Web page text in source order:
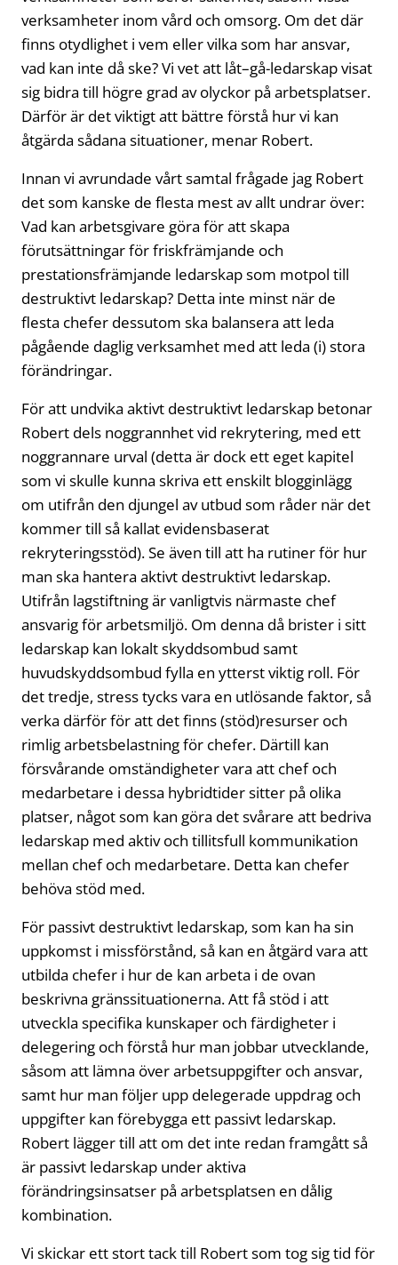
verksamheter inom vård och omsorg. Om det där
finns otydlighet i vem eller vilka som har ansvar,
vad kan inte då ske? Vi vet att låt–gå-ledarskap visat
sig bidra till högre grad av olyckor på arbetsplatser.
Därför är det viktigt att bättre förstå hur vi kan
åtgärda sådana situationer, menar Robert.
Innan vi avrundade vårt samtal frågade jag Robert
det som kanske de flesta mest av allt undrar över:
Vad kan arbetsgivare göra för att skapa
förutsättningar för friskfrämjande och
prestationsfrämjande ledarskap som motpol till
destruktivt ledarskap? Detta inte minst när de
flesta chefer dessutom ska balansera att leda
pågående daglig verksamhet med att leda (i) stora
förändringar.
För att undvika aktivt destruktivt ledarskap betonar
Robert dels noggrannhet vid rekrytering, med ett
noggrannare urval (detta är dock ett eget kapitel
som vi skulle kunna skriva ett enskilt blogginlägg
om utifrån den djungel av utbud som råder när det
kommer till så kallat evidensbaserat
rekryteringsstöd). Se även till att ha rutiner för hur
man ska hantera aktivt destruktivt ledarskap.
Utifrån lagstiftning är vanligtvis närmaste chef
ansvarig för arbetsmiljö. Om denna då brister i sitt
ledarskap kan lokalt skyddsombud samt
huvudskyddsombud fylla en ytterst viktig roll. För
det tredje, stress tycks vara en utlösande faktor, så
verka därför för att det finns (stöd)resurser och
rimlig arbetsbelastning för chefer. Därtill kan
försvårande omständigheter vara att chef och
medarbetare i dessa hybridtider sitter på olika
platser, något som kan göra det svårare att bedriva
ledarskap med aktiv och tillitsfull kommunikation
mellan chef och medarbetare. Detta kan chefer
behöva stöd med.
För passivt destruktivt ledarskap, som kan ha sin
uppkomst i missförstånd, så kan en åtgärd vara att
utbilda chefer i hur de kan arbeta i de ovan
beskrivna gränssituationerna. Att få stöd i att
utveckla specifika kunskaper och färdigheter i
delegering och förstå hur man jobbar utvecklande,
såsom att lämna över arbetsuppgifter och ansvar,
samt hur man följer upp delegerade uppdrag och
uppgifter kan förebygga ett passivt ledarskap.
Robert lägger till att om det inte redan framgått så
är passivt ledarskap under aktiva
förändringsinsatser på arbetsplatsen en dålig
kombination.
Vi skickar ett stort tack till Robert som tog sig tid för